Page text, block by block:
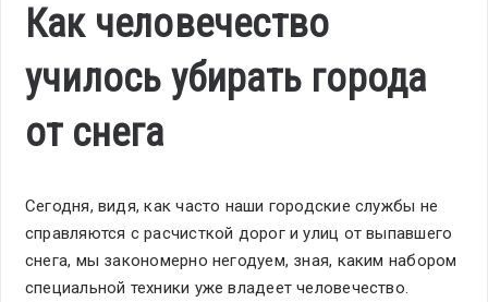
Как человечество
училось убирать города
от снега
Сегодня, видя, как часто наши городские службы не
справляются с расчисткой дорог и улиц от выпавшего
снега, мы закономерно негодуем, зная, каким набором
специальной техники уже владеет человечество.